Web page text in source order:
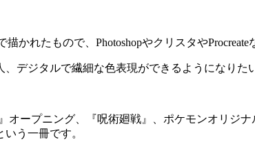
かれたもので、Photoshopやクリスタや
デジタルで繊細な色表現ができるようになりた
ープニング、『呪術廻戦』、ポケモンオリジ
う一冊です。